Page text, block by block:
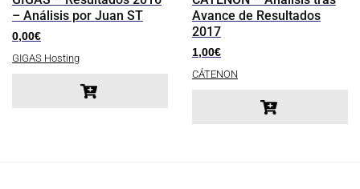
– Análisis por Juan ST
0,00€
GIGAS Hosting
Avance de Resultados
2017
1,00€
CÁTENON